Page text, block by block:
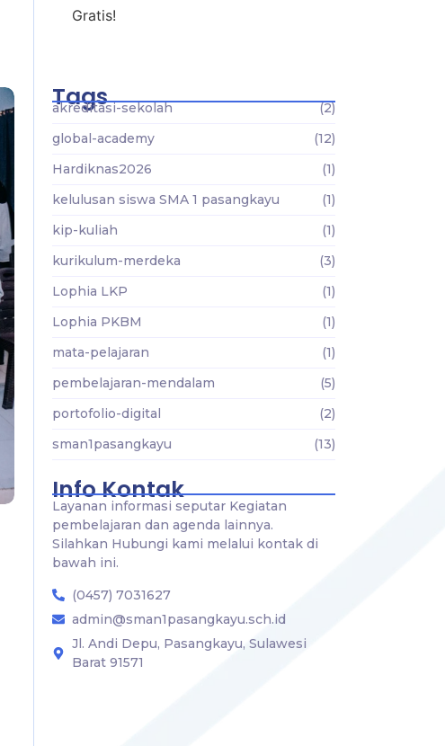
Tags
akreditasi-sekolah
(2)
global-academy
(12)
Hardiknas2026
(1)
kelulusan siswa SMA 1 pasangkayu
(1)
kip-kuliah
(1)
kurikulum-merdeka
(3)
Lophia LKP
(1)
Lophia PKBM
(1)
mata-pelajaran
(1)
pembelajaran-mendalam
(5)
portofolio-digital
(2)
sman1pasangkayu
(13)
Info Kontak
Layanan informasi seputar Kegiatan
pembelajaran dan agenda lainnya.
Silahkan Hubungi kami melalui kontak di
bawah ini.
(0457) 7031627
admin@sman1pasangkayu.sch.id
Jl. Andi Depu, Pasangkayu, Sulawesi
Barat 91571